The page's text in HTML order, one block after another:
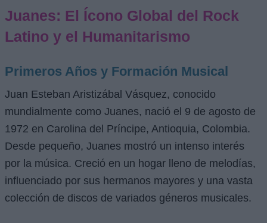
Juanes: El Ícono Global del Rock
Latino y el Humanitarismo
Primeros Años y Formación Musical
Juan Esteban Aristizábal Vásquez, conocido
mundialmente como Juanes, nació el 9 de agosto de
1972 en Carolina del Príncipe, Antioquia, Colombia.
Desde pequeño, Juanes mostró un intenso interés
por la música. Creció en un hogar lleno de melodías,
influenciado por sus hermanos mayores y una vasta
colección de discos de variados géneros musicales.